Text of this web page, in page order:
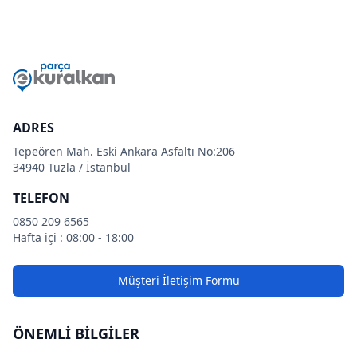
ADRES
Tepeören Mah. Eski Ankara Asfaltı No:206
34940 Tuzla / İstanbul
TELEFON
0850 209 6565
Hafta içi : 08:00 - 18:00
Müşteri İletişim Formu
ÖNEMLİ BİLGİLER